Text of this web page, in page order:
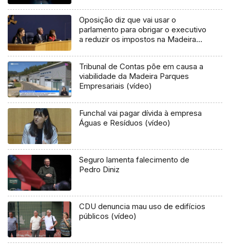
Oposição diz que vai usar o
parlamento para obrigar o executivo
a reduzir os impostos na Madeira
Tribunal de Contas põe em causa a
viabilidade da Madeira Parques
Empresariais (vídeo)
Funchal vai pagar dívida à empresa
Águas e Resíduos (vídeo)
Seguro lamenta falecimento de
Pedro Diniz
CDU denuncia mau uso de edifícios
públicos (vídeo)